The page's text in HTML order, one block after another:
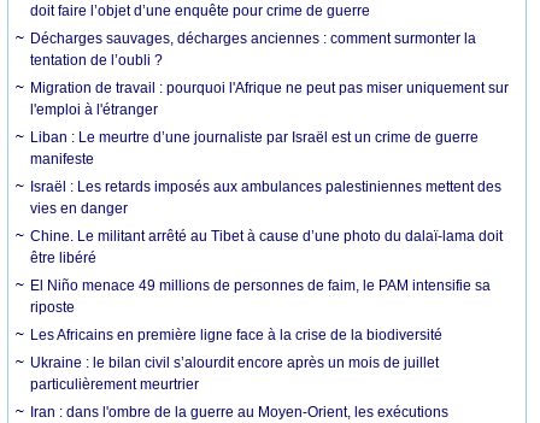
doit faire l’objet d’une enquête pour crime de guerre
Décharges sauvages, décharges anciennes : comment surmonter la
tentation de l’oubli ?
Migration de travail : pourquoi l'Afrique ne peut pas miser uniquement sur
l'emploi à l'étranger
Liban : Le meurtre d’une journaliste par Israël est un crime de guerre
manifeste
Israël : Les retards imposés aux ambulances palestiniennes mettent des
vies en danger
Chine. Le militant arrêté au Tibet à cause d’une photo du dalaï-lama doit
être libéré
El Niño menace 49 millions de personnes de faim, le PAM intensifie sa
riposte
Les Africains en première ligne face à la crise de la biodiversité
Ukraine : le bilan civil s’alourdit encore après un mois de juillet
particulièrement meurtrier
Iran : dans l'ombre de la guerre au Moyen-Orient, les exécutions